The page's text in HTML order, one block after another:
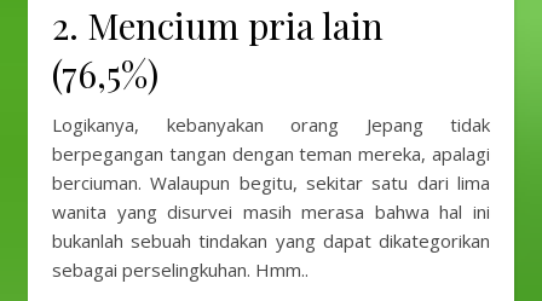
2. Mencium pria lain
(76,5%)
Logikanya, kebanyakan orang Jepang tidak
berpegangan tangan dengan teman mereka, apalagi
berciuman. Walaupun begitu, sekitar satu dari lima
wanita yang disurvei masih merasa bahwa hal ini
bukanlah sebuah tindakan yang dapat dikategorikan
sebagai perselingkuhan. Hmm..